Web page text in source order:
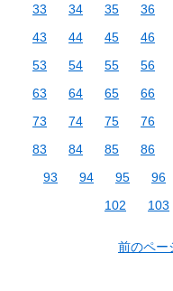
33
34 35 36
43
44 45 46
53
54 55 56
63
64 65 66
73
74 75 76
83
84 85 86
93
94 95 96
102
103
前のペー